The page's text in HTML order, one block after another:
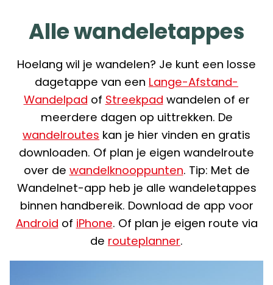
Alle wandeletappes
Hoelang wil je wandelen? Je kunt een losse
dagetappe van een Lange-Afstand-
Wandelpad of Streekpad wandelen of er
meerdere dagen op uittrekken. De
wandelroutes kan je hier vinden en gratis
downloaden. Of plan je eigen wandelroute
over de wandelknooppunten. Tip: Met de
Wandelnet-app heb je alle wandeletappes
binnen handbereik. Download de app voor
Android of iPhone. Of plan je eigen route via
de routeplanner.